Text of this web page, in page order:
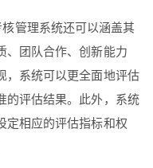
管理系统还可以涵盖其
、团队合作、创新能力
，系统可以更全面地评估
的评估结果。此外，系统
定相应的评估指标和权